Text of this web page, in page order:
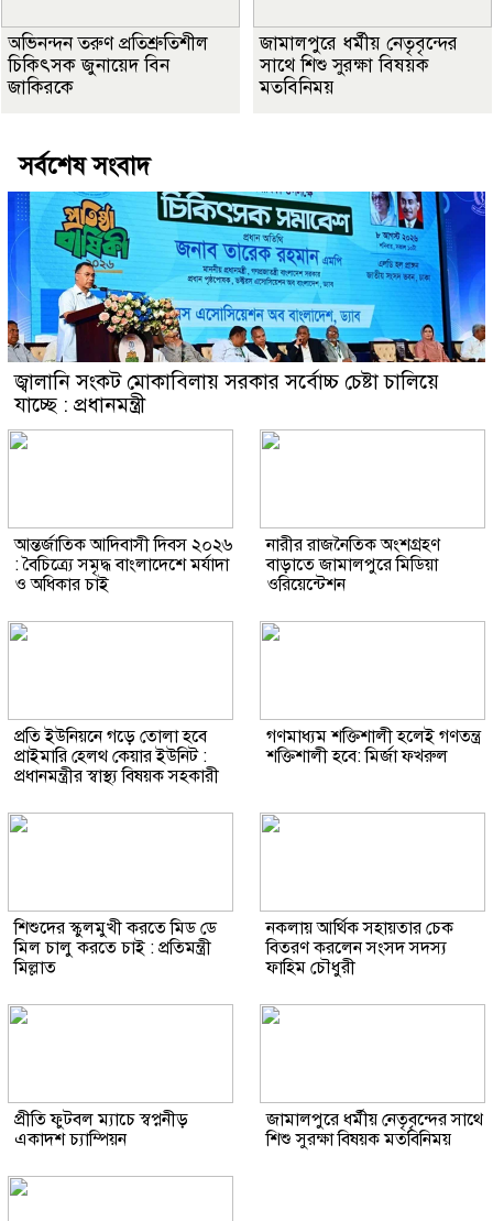
অভিনন্দন তরুণ প্রতিশ্রুতিশীল
চিকিৎসক জুনায়েদ বিন
জাকিরকে
জামালপুরে ধর্মীয় নেতৃবৃন্দের
সাথে শিশু সুরক্ষা বিষয়ক
মতবিনিময়
সর্বশেষ সংবাদ
জ্বালানি সংকট মোকাবিলায় সরকার সর্বোচ্চ চেষ্টা চালিয়ে
যাচ্ছে : প্রধানমন্ত্রী
আন্তর্জাতিক আদিবাসী দিবস ২০২৬
: বৈচিত্র্যে সমৃদ্ধ বাংলাদেশে মর্যাদা
ও অধিকার চাই
নারীর রাজনৈতিক অংশগ্রহণ
বাড়াতে জামালপুরে মিডিয়া
ওরিয়েন্টেশন
প্রতি ইউনিয়নে গড়ে তোলা হবে
প্রাইমারি হেলথ কেয়ার ইউনিট :
প্রধানমন্ত্রীর স্বাস্থ্য বিষয়ক সহকারী
গণমাধ্যম শক্তিশালী হলেই গণতন্ত্র
শক্তিশালী হবে: মির্জা ফখরুল
শিশুদের স্কুলমুখী করতে মিড ডে
মিল চালু করতে চাই : প্রতিমন্ত্রী
মিল্লাত
নকলায় আর্থিক সহায়তার চেক
বিতরণ করলেন সংসদ সদস্য
ফাহিম চৌধুরী
প্রীতি ফুটবল ম্যাচে স্বপ্ননীড়
একাদশ চ্যাম্পিয়ন
জামালপুরে ধর্মীয় নেতৃবৃন্দের সাথে
শিশু সুরক্ষা বিষয়ক মতবিনিময়